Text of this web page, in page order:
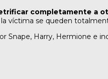
completamente a
la víctima se queden
Snape, Harry, Hermione e